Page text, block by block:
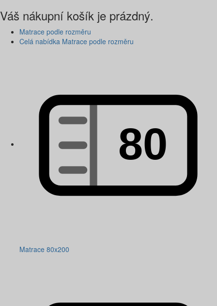
Váš nákupní košík je prázdný.
Matrace podle rozměru
Celá nabídka Matrace podle rozměru
Matrace 80x200